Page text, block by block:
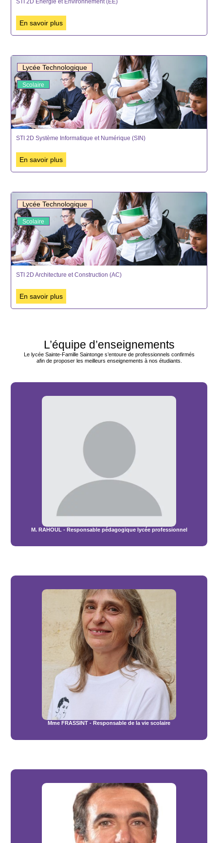
STI 2D Energie et Environnement (EE)
En savoir plus
Lycée Technologique
Scolaire
STI 2D Système Informatique et Numérique (SIN)
En savoir plus
Lycée Technologique
Scolaire
STI 2D Architecture et Construction (AC)
En savoir plus
L’équipe d’enseignements
Le lycée Sainte-Famille Saintonge s’entoure de professionnels confirmés
afin de proposer les meilleurs enseignements à nos étudiants.
M. RAHOUL - Responsable pédagogique lycée professionnel
Mme FRASSINT - Responsable de la vie scolaire